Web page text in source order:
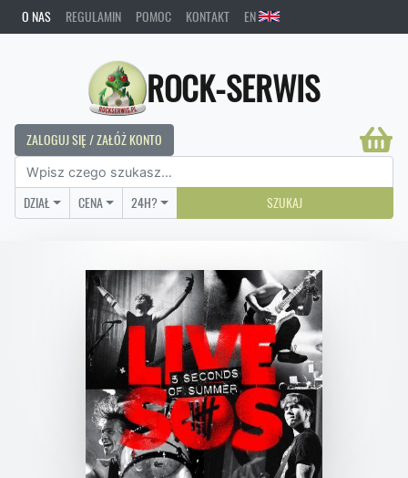
O NAS REGULAMIN POMOC KONTAKT EN
ROCK-SERWIS
ZALOGUJ SIĘ / ZAŁÓŻ KONTO
DZIAŁ CENA 24H? SZUKAJ